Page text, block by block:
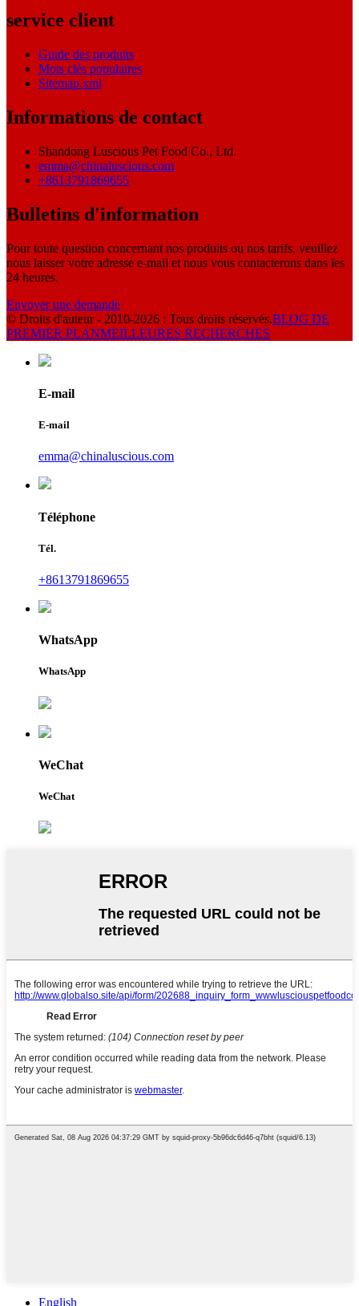
service client
Guide des produits
Mots clés populaires
Sitemap.xml
Informations de contact
Shandong Luscious Pet Food Co., Ltd.
emma@chinaluscious.com
+8613791869655
Bulletins d'information
Pour toute question concernant nos produits ou nos tarifs, veuillez
nous laisser votre adresse e-mail et nous vous contacterons dans les
24 heures.
Envoyer une demande
© Droits d'auteur - 2010-2026 : Tous droits réservés.BLOG DE
PREMIER PLANMEILLEURES RECHERCHES
E-mail
E-mail
emma@chinaluscious.com
Téléphone
Tél.
+8613791869655
WhatsApp
WhatsApp
WeChat
WeChat
English